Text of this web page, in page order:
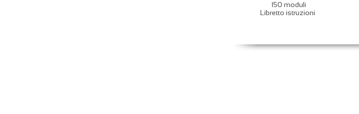
150 moduli
Libretto istruzioni